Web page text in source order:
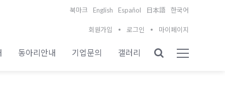
북마크 English Español 日本語 한국어
회원가입 로그인 마이페이지
동아리안내 기업문의 갤러리